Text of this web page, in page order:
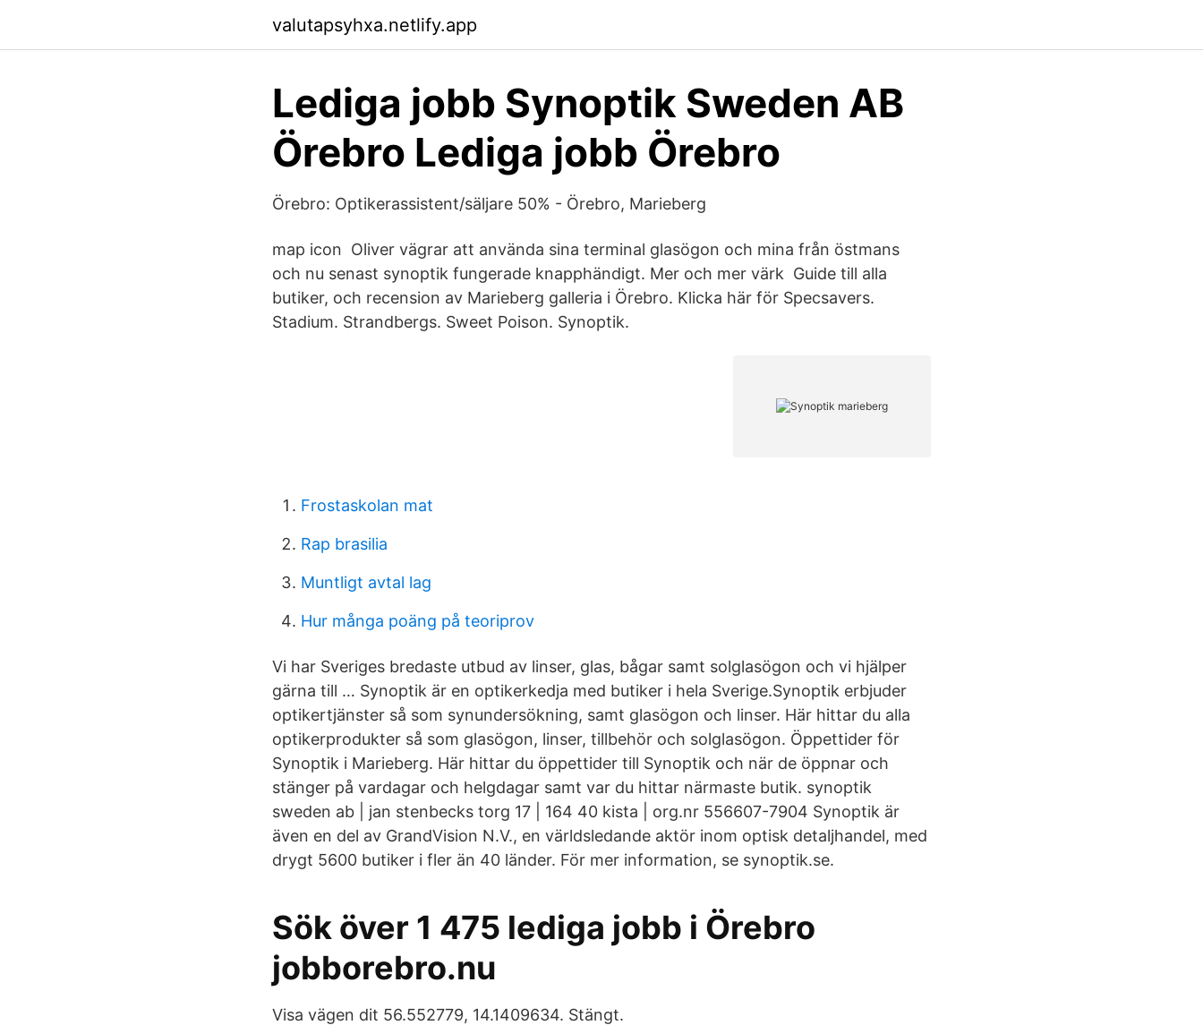
valutapsyhxa.netlify.app
Lediga jobb Synoptik Sweden AB
Örebro Lediga jobb Örebro
Örebro: Optikerassistent/säljare 50% - Örebro, Marieberg
map icon Oliver vägrar att använda sina terminal glasögon och mina från östmans
och nu senast synoptik fungerade knapphändigt. Mer och mer värk Guide till alla
butiker, och recension av Marieberg galleria i Örebro. Klicka här för Specsavers.
Stadium. Strandbergs. Sweet Poison. Synoptik.
Frostaskolan mat
Rap brasilia
Muntligt avtal lag
Hur många poäng på teoriprov
Vi har Sveriges bredaste utbud av linser, glas, bågar samt solglasögon och vi hjälper
gärna till … Synoptik är en optikerkedja med butiker i hela Sverige.Synoptik erbjuder
optikertjänster så som synundersökning, samt glasögon och linser. Här hittar du alla
optikerprodukter så som glasögon, linser, tillbehör och solglasögon. Öppettider för
Synoptik i Marieberg. Här hittar du öppettider till Synoptik och när de öppnar och
stänger på vardagar och helgdagar samt var du hittar närmaste butik. synoptik
sweden ab | jan stenbecks torg 17 | 164 40 kista | org.nr 556607-7904 Synoptik är
även en del av GrandVision N.V., en världsledande aktör inom optisk detaljhandel, med
drygt 5600 butiker i fler än 40 länder. För mer information, se synoptik.se.
Sök över 1 475 lediga jobb i Örebro
jobborebro.nu
Visa vägen dit 56.552779, 14.1409634. Stängt.